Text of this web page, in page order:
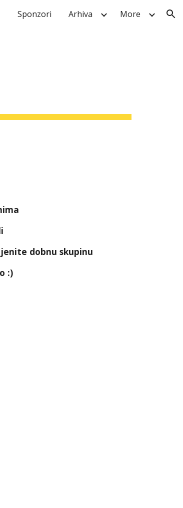
Sponzori Arhiva More
dobnu skupinu
:)